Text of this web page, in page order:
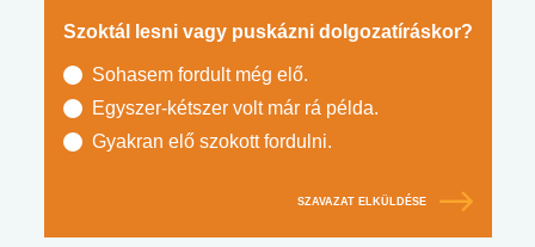
Szoktál lesni vagy puskázni dolgozatíráskor?
Sohasem fordult még elő.
Egyszer-kétszer volt már rá példa.
Gyakran elő szokott fordulni.
SZAVAZAT ELKÜLDÉSE